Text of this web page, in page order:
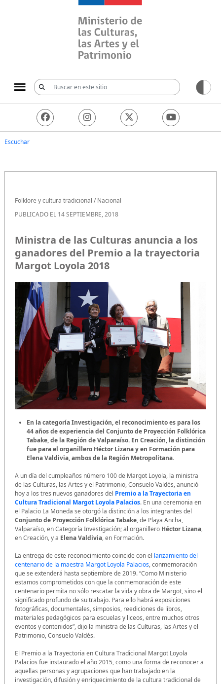
Ministerio de las
Escuchar
Folklore y cultura tradicional /Nacional
PUBLICADO EL 14 SEPTIEMBRE, 2018
Ministra de las Culturas anuncia a los
ganadores del Premio a la trayectoria
Margot Loyola 2018
En la categoría Investigación, el reconocimiento es para los
44 años de experiencia del Conjunto de Proyección Folklórica
Tabake, de la Región de Valparaíso. En Creación, la distinción
fue para el organillero Héctor Lizana y en Formación para
Elena Valdivia, ambos de la Región Metropolitana.
A un día del cumpleaños número 100 de Margot Loyola, la ministra
de las Culturas, las Artes y el Patrimonio, Consuelo Valdés, anunció
hoy a los tres nuevos ganadores del Premio a la Trayectoria en
Cultura Tradicional Margot Loyola Palacios. En una ceremonia en
el Palacio La Moneda se otorgó la distinción a los integrantes del
Conjunto de Proyección Folklórica Tabake, de Playa Ancha,
Valparaíso, en Categoría Investigación; al organillero Héctor Lizana,
en Creación, y a Elena Valdivia, en Formación.
La entrega de este reconocimiento coincide con el lanzamiento del
centenario de la maestra Margot Loyola Palacios, conmemoración
que se extenderá hasta septiembre de 2019. “Como Ministerio
estamos comprometidos con que la conmemoración de este
centenario permita no sólo rescatar la vida y obra de Margot, sino el
significado profundo de su trabajo. Para ello habrá exposiciones
fotográficas, documentales, simposios, reediciones de libros,
materiales pedagógicos para escuelas y liceos, entre muchos otros
eventos y contenidos”, dijo la ministra de las Culturas, las Artes y el
Patrimonio, Consuelo Valdés.
El Premio a la Trayectoria en Cultura Tradicional Margot Loyola
Palacios fue instaurado el año 2015, como una forma de reconocer a
aquellas personas y agrupaciones que han trabajado en la
investigación, difusión y enriquecimiento de la cultura tradicional de